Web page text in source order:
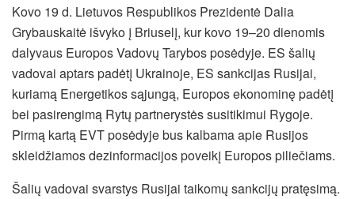
Kovo 19 d. Lietuvos Respublikos Prezidentė Dalia
Grybauskaitė išvyko į Briuselį, kur kovo 19–20 dienomis
dalyvaus Europos Vadovų Tarybos posėdyje. ES šalių
vadovai aptars padėtį Ukrainoje, ES sankcijas Rusijai,
kuriamą Energetikos sąjungą, Europos ekonominę padėtį
bei pasirengimą Rytų partnerystės susitikimui Rygoje.
Pirmą kartą EVT posėdyje bus kalbama apie Rusijos
skleidžiamos dezinformacijos poveikį Europos piliečiams.
Šalių vadovai svarstys Rusijai taikomų sankcijų pratęsimą.